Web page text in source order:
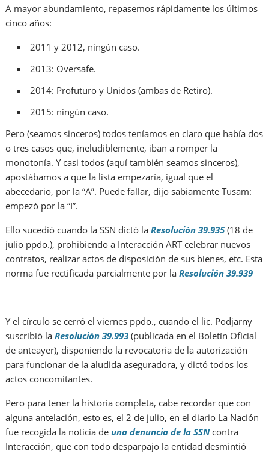
A mayor abundamiento, repasemos rápidamente los últimos
cinco años:
2011 y 2012, ningún caso.
2013: Oversafe.
2014: Profuturo y Unidos (ambas de Retiro).
2015: ningún caso.
Pero (seamos sinceros) todos teníamos en claro que había dos
o tres casos que, ineludiblemente, iban a romper la
monotonía. Y casi todos (aquí también seamos sinceros),
apostábamos a que la lista empezaría, igual que el
abecedario, por la “A”. Puede fallar, dijo sabiamente Tusam:
empezó por la “I”.
Ello sucedió cuando la SSN dictó laResolución 39.935 (18 de
julio ppdo.), prohibiendo a Interacción ART celebrar nuevos
contratos, realizar actos de disposición de sus bienes, etc. Esta
norma fue rectificada parcialmente por laResolución 39.939
Y el círculo se cerró el viernes ppdo., cuando el lic. Podjarny
suscribió laResolución 39.993(publicada en el Boletín Oficial
de anteayer), disponiendo la revocatoria de la autorización
para funcionar de la aludida aseguradora, y dictó todos los
actos concomitantes.
Pero para tener la historia completa, cabe recordar que con
alguna antelación, esto es, el 2 de julio, en el diario La Nación
fue recogida la noticia deuna denuncia de la SSN contra
Interacción, que con todo desparpajo la entidad desmintió